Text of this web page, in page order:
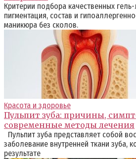
Критерии подбора качественных
пигментация, состав и
маникюра без сколов.
Красота и здоровье
Пульпит зуба: причины,
современные методы лечения
Пульпит зуба представляет собой
заболевание внутренней ткани зуба,
результате